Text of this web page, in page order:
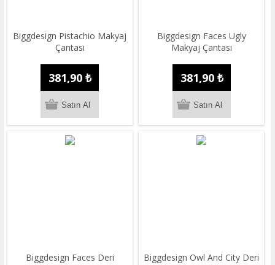
Biggdesign Pistachio Makyaj
Çantası
381,90 ₺
Biggdesign Faces Ugly
Makyaj Çantası
381,90 ₺
Biggdesign Faces Deri
Biggdesign Owl And City Deri